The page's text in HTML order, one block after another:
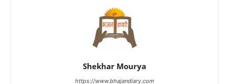
Shekhar Mourya
https://www.bhajandiary.com